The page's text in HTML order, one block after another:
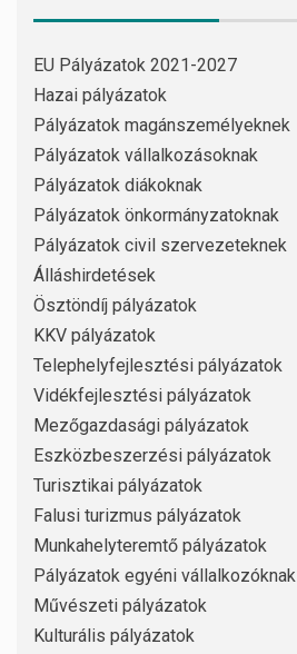
EU Pályázatok 2021-2027
Hazai pályázatok
Pályázatok magánszemélyeknek
Pályázatok vállalkozásoknak
Pályázatok diákoknak
Pályázatok önkormányzatoknak
Pályázatok civil szervezeteknek
Álláshirdetések
Ösztöndíj pályázatok
KKV pályázatok
Telephelyfejlesztési pályázatok
Vidékfejlesztési pályázatok
Mezőgazdasági pályázatok
Eszközbeszerzési pályázatok
Turisztikai pályázatok
Falusi turizmus pályázatok
Munkahelyteremtő pályázatok
Pályázatok egyéni vállalkozóknak
Művészeti pályázatok
Kulturális pályázatok